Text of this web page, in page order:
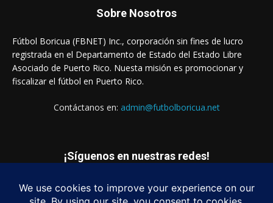
Sobre Nosotros
Fútbol Boricua (FBNET) Inc., corporación sin fines de lucro
registrada en el Departamento de Estado del Estado Libre
Asociado de Puerto Rico. Nuesta misión es promocionar y
fiscalizar el fútbol en Puerto Rico.
Contáctanos en: admin@futbolboricua.net
¡Síguenos en nuestras redes!